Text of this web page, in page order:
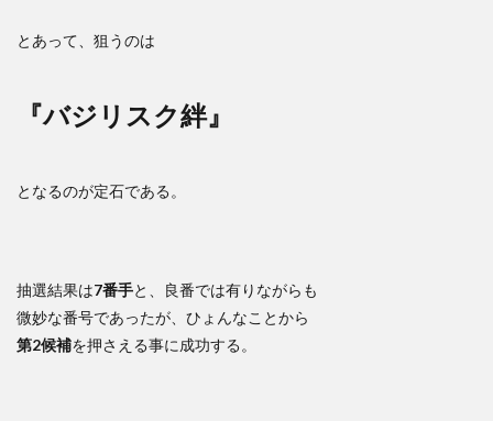
とあって、狙うのは
『バジリスク絆』
となるのが定石である。
抽選結果は7番手と、良番では有りながらも
微妙な番号であったが、ひょんなことから
第2候補を押さえる事に成功する。